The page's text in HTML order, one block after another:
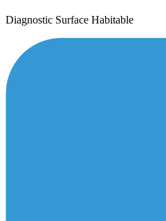
Diagnostic Surface Habitable